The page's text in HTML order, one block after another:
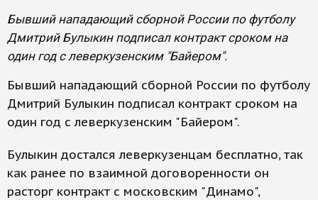
Бывший нападающий сборной России по футболу
Дмитрий Булыкин подписал контракт сроком на
один год с леверкузенским "Байером".
Бывший нападающий сборной России по футболу
Дмитрий Булыкин подписал контракт сроком на
один год с леверкузенским "Байером".
Булыкин достался леверкузенцам бесплатно, так
как ранее по взаимной договоренности он
расторг контракт с московским "Динамо",